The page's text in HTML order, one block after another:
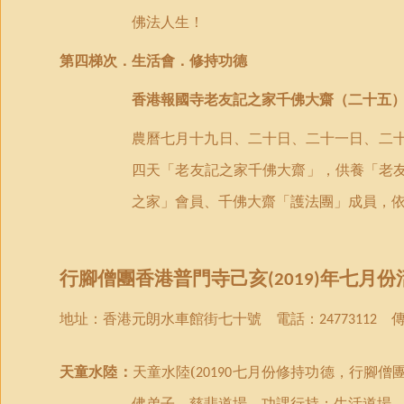
佛法人生！
第四梯次． 生活會．修持功德
香港報國寺老友記之家千佛大齋（二十五
農曆七月十九日 、 二十日 、二十一日 、 二
四天「老友記之家千佛大齋」
，供養「老
之家」會員、千佛大齋「護法團」成員，
行腳僧團香港普門寺己亥(2019)年七月份
地址： 香港元朗水車館街七十號 電話： 24773112
天童水陸： 天童水陸(20190七月份修持功德， 行腳僧